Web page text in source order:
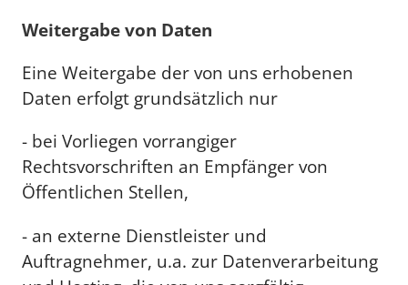
Weitergabe von Daten
Eine Weitergabe der von uns erhobenen
Daten erfolgt grundsätzlich nur
- bei Vorliegen vorrangiger
Rechtsvorschriften an Empfänger von
Öffentlichen Stellen,
- an externe Dienstleister und
Auftragnehmer, u.a. zur Datenverarbeitung